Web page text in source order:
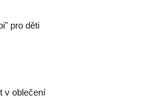
pro děti
v oblečení